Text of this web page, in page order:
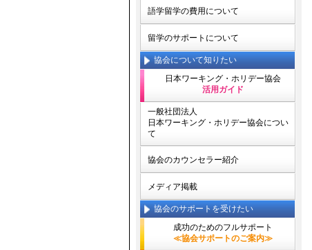
語学留学の費用について
留学のサポートについて
協会について知りたい
日本ワーキング・ホリデー協会
活用ガイド
一般社団法人
日本ワーキング・ホリデー協会につい
て
協会のカウンセラー紹介
メディア掲載
協会のサポートを受けたい
成功のためのフルサポート
≪協会サポートのご案内≫